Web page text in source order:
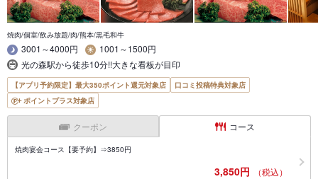
焼肉/個室/飲み放題/肉/熊本/黒毛和牛
3001～4000円
1001～1500円
光の森駅から徒歩10分!!大きな看板が目印
【アプリ予約限定】最大350ポイント還元対象店
口コミ投稿特典対象店
ポイントプラス対象店
クーポン コース
焼肉宴会コース【要予約】⇒3850円
3,850円 （税込）